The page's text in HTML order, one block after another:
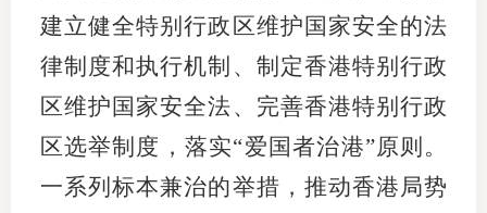
建立健全特别行政区维护国家安全的法
律制度和执行机制、制定香港特别行政
区维护国家安全法、完善香港特别行政
区选举制度，落实“爱国者治港”原则。
一系列标本兼治的举措，推动香港局势